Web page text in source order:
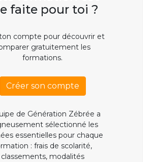
faite pour toi ?
compte pour découvrir et
gratuitement les
formations.
Créer son compte
de Génération Zébrée a
sélectionné les
essentielles pour chaque
: frais de scolarité,
classements, modalités